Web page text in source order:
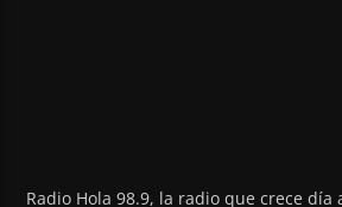
Radio Hola 98.9, la radio que crece día